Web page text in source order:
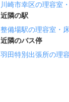
川崎市幸区の理容室
近隣の駅
整備場駅の理容室・
近隣のバス停
羽田特別出張所の理